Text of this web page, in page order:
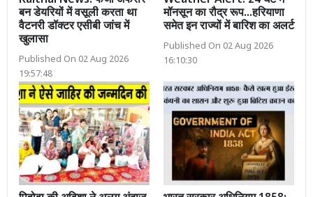
बन डेयरियों में वसूली करता था
वैटनरी डॉक्टर एसीबी जांच में
खुलासा
Published On 02 Aug 2026
19:57:48
मॉनसून का रौद्र रूप...हरियाणा
समेत इन राज्यों में बारिश का अलर्ट
Published On 02 Aug 2026
16:10:30